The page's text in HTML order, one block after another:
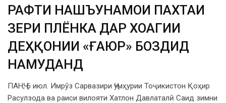
РАФТИ НАШЪУНАМОИ ПАХТАИ
ЗЕРИ ПЛЁНКА ДАР ХОҶАГИИ
ДЕҲҚОНИИ «ҒАЮР» БОЗДИД
НАМУДАНД
ПАНҶ, 6 июл. Имрӯз Сарвазири Ҷумҳурии Тоҷикистон Қоҳир
Расулзода ва раиси вилояти Хатлон Давлаталӣ Саид зимни